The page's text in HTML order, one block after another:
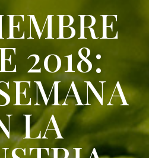
2018:
LA